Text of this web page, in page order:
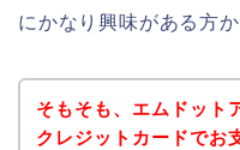
にかなり興味がある方
そもそも、エムドット
クレジットカードでお